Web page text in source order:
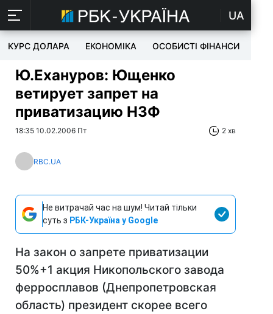
UA
КУРС ДОЛАРА ЕКОНОМІКА ОСОБИСТІ ФІНАНСИ
Ю.Ехануров: Ющенко
ветирует запрет на
приватизацию НЗФ
18:35 10.02.2006 Пт 2 хв
RBC.UA
Не витрачай час на шум! Читай тільки
суть з РБК-Україна у Google
На закон о запрете приватизации
50%+1 акция Никопольского завода
ферросплавов (Днепропетровская
область) президент скорее всего